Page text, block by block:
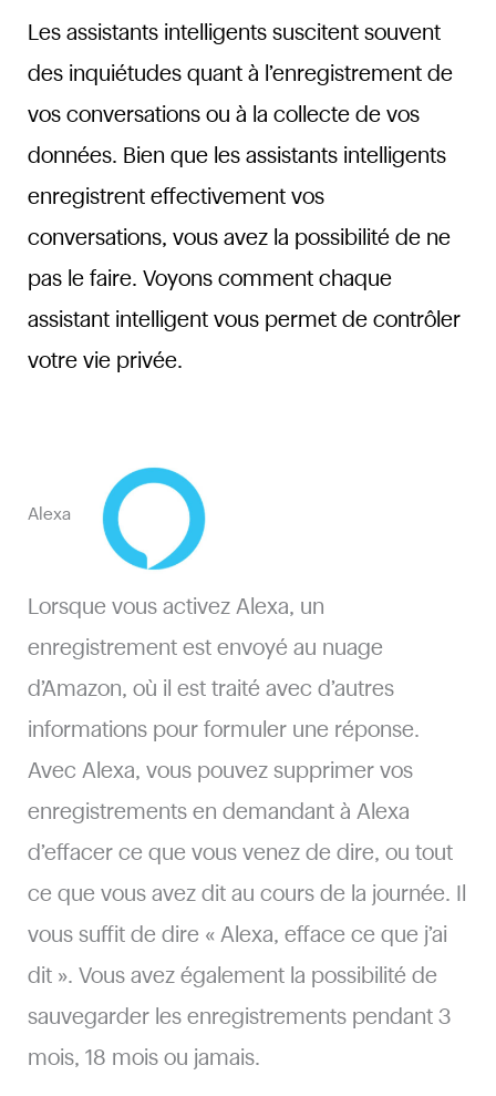
Les assistants intelligents suscitent souvent
des inquiétudes quant à l’enregistrement de
vos conversations ou à la collecte de vos
données. Bien que les assistants intelligents
enregistrent effectivement vos
conversations, vous avez la possibilité de ne
pas le faire. Voyons comment chaque
assistant intelligent vous permet de contrôler
votre vie privée.
Alexa
Lorsque vous activez Alexa, un
enregistrement est envoyé au nuage
d’Amazon, où il est traité avec d’autres
informations pour formuler une réponse.
Avec Alexa, vous pouvez supprimer vos
enregistrements en demandant à Alexa
d’effacer ce que vous venez de dire, ou tout
ce que vous avez dit au cours de la journée. Il
vous suffit de dire « Alexa, efface ce que j’ai
dit ». Vous avez également la possibilité de
sauvegarder les enregistrements pendant 3
mois, 18 mois ou jamais.